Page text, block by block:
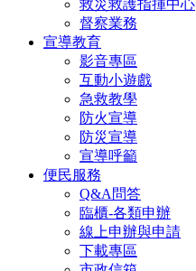
救災救護指揮中心
督察業務
宣導教育
影音專區
互動小遊戲
急救教學
防火宣導
防災宣導
宣導呼籲
便民服務
Q&A問答
臨櫃-各類申辦
線上申辦與申請
下載專區